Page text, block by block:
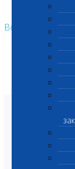
Возврат к
О
Анализы и
Владельцам
Врачам и
Бланки
Банк
Адреса